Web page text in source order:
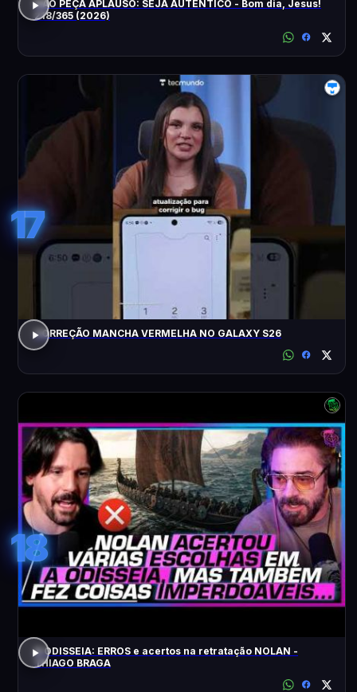
NÃO PEÇA APLAUSO: SEJA AUTÊNTICO - Bom dia, Jesus!
218/365 (2026)
17
CORREÇÃO MANCHA VERMELHA NO GALAXY S26
18
A ODISSEIA: ERROS e acertos na retratação NOLAN -
THIAGO BRAGA